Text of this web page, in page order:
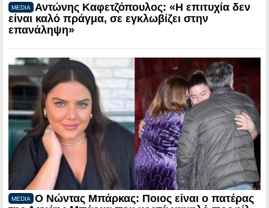
MEDIA
Αντώνης Καφετζόπουλος: «Η επιτυχία δεν
είναι καλό πράγμα, σε εγκλωβίζει στην
επανάληψη»
MEDIA
Ο Νώντας Μπάρκας: Ποιος είναι ο πατέρας